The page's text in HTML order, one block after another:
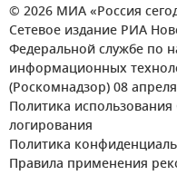
© 2026 МИА «Россия
Сетевое издание РИА
Федеральной службе по
информационных
(Роскомнадзор) 08
Политика
логирования
Политика
Правила применения